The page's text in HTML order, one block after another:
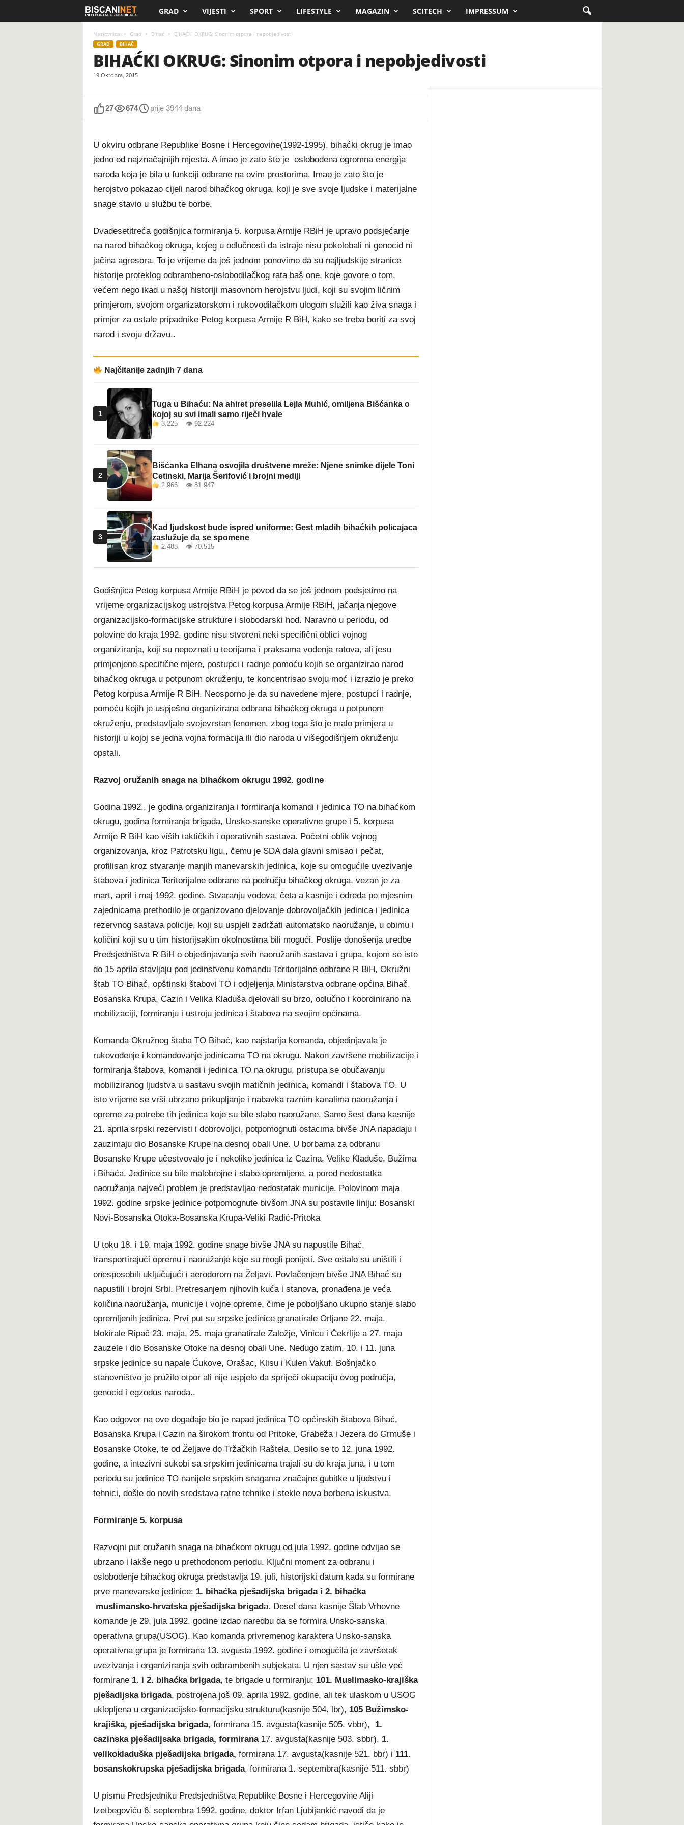
i
s
n
i
n
t
GRAD VIJESTI SPORT LIFESTYLE MAGAZIN SCITECH IMPRESSUM
Naslovnica Grad Bihać BIHAĆKI OKRUG: Sinonim otpora i nepobjedivosti
GRAD BIHAĆ
BIHAĆKI OKRUG: Sinonim otpora i nepobjedivosti
19 Oktobra, 2015
27 674 prije 3944 dana
U okviru odbrane Republike Bosne i Hercegovine(1992-1995), bihaćki okrug je imao
jedno od najznačajnijih mjesta. A imao je zato što je oslobođena ogromna energija
naroda koja je bila u funkciji odbrane na ovim prostorima. Imao je zato što je
herojstvo pokazao cijeli narod bihaćkog okruga, koji je sve svoje ljudske i materijalne
snage stavio u službu te borbe.
Dvadesetitreća godišnjica formiranja 5. korpusa Armije RBiH je upravo podsjećanje
na narod bihaćkog okruga, kojeg u odlučnosti da istraje nisu pokolebali ni genocid ni
jačina agresora. To je vrijeme da još jednom ponovimo da su najljudskije stranice
historije proteklog odbrambeno-oslobodilačkog rata baš one, koje govore o tom,
većem nego ikad u našoj historiji masovnom herojstvu ljudi, koji su svojim ličnim
primjerom, svojom organizatorskom i rukovodilačkom ulogom služili kao živa snaga i
primjer za ostale pripadnike Petog korpusa Armije R BiH, kako se treba boriti za svoj
narod i svoju državu..
Najčitanije zadnjih 7 dana
1
Tuga u Bihaću: Na ahiret preselila Lejla Muhić, omiljena Bišćanka o
kojoj su svi imali samo riječi hvale
3.225 👁 92.224
2
Bišćanka Elhana osvojila društvene mreže: Njene snimke dijele Toni
Cetinski, Marija Šerifović i brojni mediji
2.966 👁 81.947
3
Kad ljudskost bude ispred uniforme: Gest mladih bihaćkih policajaca
zaslužuje da se spomene
2.488 👁 70.515
Godišnjica Petog korpusa Armije RBiH je povod da se još jednom podsjetimo na
vrijeme organizacijskog ustrojstva Petog korpusa Armije RBiH, jačanja njegove
organizacijsko-formacijske strukture i slobodarski hod. Naravno u periodu, od
polovine do kraja 1992. godine nisu stvoreni neki specifični oblici vojnog
organiziranja, koji su nepoznati u teorijama i praksama vođenja ratova, ali jesu
primjenjene specifične mjere, postupci i radnje pomoću kojih se organizirao narod
bihaćkog okruga u potpunom okruženju, te koncentrisao svoju moć i izrazio je preko
Petog korpusa Armije R BiH. Neosporno je da su navedene mjere, postupci i radnje,
pomoću kojih je uspješno organizirana odbrana bihaćkog okruga u potpunom
okruženju, predstavljale svojevrstan fenomen, zbog toga što je malo primjera u
historiji u kojoj se jedna vojna formacija ili dio naroda u višegodišnjem okruženju
opstali.
Razvoj oružanih snaga na bihaćkom okrugu 1992. godine
Godina 1992., je godina organiziranja i formiranja komandi i jedinica TO na bihaćkom
okrugu, godina formiranja brigada, Unsko-sanske operativne grupe i 5. korpusa
Armije R BiH kao viših taktičkih i operativnih sastava. Početni oblik vojnog
organizovanja, kroz Patrotsku ligu,, čemu je SDA dala glavni smisao i pečat,
profilisan kroz stvaranje manjih manevarskih jedinica, koje su omogućile uvezivanje
štabova i jedinica Teritorijalne odbrane na području bihačkog okruga, vezan je za
mart, april i maj 1992. godine. Stvaranju vodova, četa a kasnije i odreda po mjesnim
zajednicama prethodilo je organizovano djelovanje dobrovoljačkih jedinica i jedinica
rezervnog sastava policije, koji su uspjeli zadržati automatsko naoružanje, u obimu i
količini koji su u tim historijsakim okolnostima bili mogući. Poslije donošenja uredbe
Predsjedništva R BiH o objedinjavanja svih naoružanih sastava i grupa, kojom se iste
do 15 aprila stavljaju pod jedinstvenu komandu Teritorijalne odbrane R BiH, Okružni
štab TO Bihać, opštinski štabovi TO i odjeljenja Ministarstva odbrane općina Bihač,
Bosanska Krupa, Cazin i Velika Kladuša djelovali su brzo, odlučno i koordinirano na
mobilizaciji, formiranju i ustroju jedinica i štabova na svojim općinama.
Komanda Okružnog štaba TO Bihać, kao najstarija komanda, objedinjavala je
rukovođenje i komandovanje jedinicama TO na okrugu. Nakon završene mobilizacije i
formiranja štabova, komandi i jedinica TO na okrugu, pristupa se obučavanju
mobiliziranog ljudstva u sastavu svojih matičnih jedinica, komandi i štabova TO. U
isto vrijeme se vrši ubrzano prikupljanje i nabavka raznim kanalima naoružanja i
opreme za potrebe tih jedinica koje su bile slabo naoružane. Samo šest dana kasnije
21. aprila srpski rezervisti i dobrovoljci, potpomognuti ostacima bivše JNA napadaju i
zauzimaju dio Bosanske Krupe na desnoj obali Une. U borbama za odbranu
Bosanske Krupe učestvovalo je i nekoliko jedinica iz Cazina, Velike Kladuše, Bužima
i Bihaća. Jedinice su bile malobrojne i slabo opremljene, a pored nedostatka
naoružanja najveći problem je predstavljao nedostatak municije. Polovinom maja
1992. godine srpske jedinice potpomognute bivšom JNA su postavile liniju: Bosanski
Novi-Bosanska Otoka-Bosanska Krupa-Veliki Radić-Pritoka
U toku 18. i 19. maja 1992. godine snage bivše JNA su napustile Bihać,
transportirajući opremu i naoružanje koje su mogli ponijeti. Sve ostalo su uništili i
onesposobili uključujući i aerodorom na Željavi. Povlačenjem bivše JNA Bihać su
napustili i brojni Srbi. Pretresanjem njihovih kuća i stanova, pronađena je veća
količina naoružanja, municije i vojne opreme, čime je poboljšano ukupno stanje slabo
opremljenih jedinica. Prvi put su srpske jedinice granatirale Orljane 22. maja,
blokirale Ripač 23. maja, 25. maja granatirale Založje, Vinicu i Čekrlije a 27. maja
zauzele i dio Bosanske Otoke na desnoj obali Une. Nedugo zatim, 10. i 11. juna
srpske jedinice su napale Ćukove, Orašac, Klisu i Kulen Vakuf. Bošnjačko
stanovništvo je pružilo otpor ali nije uspjelo da spriječi okupaciju ovog područja,
genocid i egzodus naroda..
Kao odgovor na ove događaje bio je napad jedinica TO općinskih štabova Bihać,
Bosanska Krupa i Cazin na širokom frontu od Pritoke, Grabeža i Jezera do Grmuše i
Bosanske Otoke, te od Željave do Tržačkih Raštela. Desilo se to 12. juna 1992.
godine, a intezivni sukobi sa srpskim jedinicama trajali su do kraja juna, i u tom
periodu su jedinice TO nanijele srpskim snagama značajne gubitke u ljudstvu i
tehnici, došle do novih sredstava ratne tehnike i stekle nova borbena iskustva.
Formiranje 5. korpusa
Razvojni put oružanih snaga na bihaćkom okrugu od jula 1992. godine odvijao se
ubrzano i lakše nego u prethodonom periodu. Ključni moment za odbranu i
oslobođenje bihaćkog okruga predstavlja 19. juli, historijski datum kada su formirane
prve manevarske jedinice: 1. bihaćka pješadijska brigada i 2. bihaćka
muslimansko-hrvatska pješadijska brigada. Deset dana kasnije Štab Vrhovne
komande je 29. jula 1992. godine izdao naredbu da se formira Unsko-sanska
operativna grupa(USOG). Kao komanda privremenog karaktera Unsko-sanska
operativna grupa je formirana 13. avgusta 1992. godine i omogućila je završetak
uvezivanja i organiziranja svih odbrambenih subjekata. U njen sastav su ušle već
formirane 1. i 2. bihaćka brigada, te brigade u formiranju: 101. Muslimasko-krajiška
pješadijska brigada, postrojena još 09. aprila 1992. godine, ali tek ulaskom u USOG
uklopljena u organizacijsko-formacijsku strukturu(kasnije 504. lbr), 105 Bužimsko-
krajiška, pješadijska brigada, formirana 15. avgusta(kasnije 505. vbbr), 1.
cazinska pješadijsaka brigada, formirana17. avgusta(kasnije 503. sbbr), 1.
velikokladuška pješadijska brigada, formirana 17. avgusta(kasnije 521. bbr) i 111.
bosanskokrupska pješadijska brigada, formirana 1. septembra(kasnije 511. sbbr)
U pismu Predsjedniku Predsjedništva Republike Bosne i Hercegovine Aliji
Izetbegoviću 6. septembra 1992. godine, doktor Irfan Ljubijankić navodi da je